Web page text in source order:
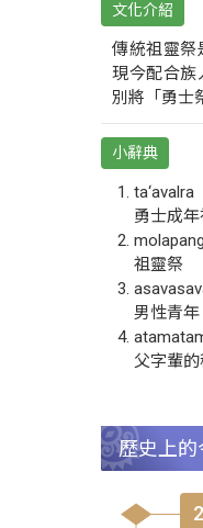
文化介紹
傳統祖靈祭
現今配合族
別將「勇士
小辭典
ta‘avalra
勇士成
祖靈祭
男性青年
父字輩的
歷史上的